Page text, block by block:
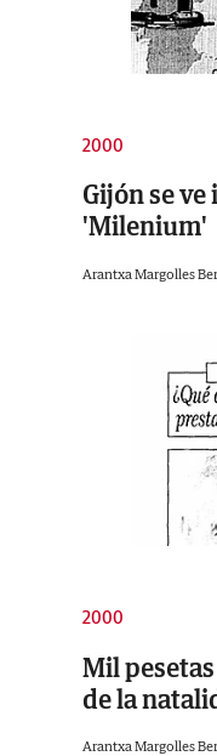
2000
Gijón se
'Milenium'
Arantxa Margolles
2000
Mil
de la
Arantxa Margolles